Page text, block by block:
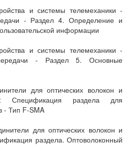
и системы телемеханики -
- Раздел 4. Определение и
информации
и системы телемеханики -
- Раздел 5. Основные
для оптических волокон и
раздела для
- Тип F-SMA
для оптических волокон и
раздела. Оптоволоконный